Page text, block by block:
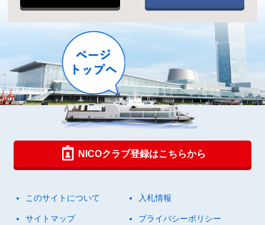
NICOクラブ登録はこちらから
このサイトについて 入札情報
サイトマップ プライバシーポリシー